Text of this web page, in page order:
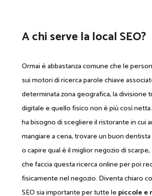
A chi serve la local SEO?
Ormai è abbastanza comune che le
sui motori di ricerca parole chiave
determinata zona geografica, la divisione
digitale e quello fisico non è più così
ha bisogno di scegliere il ristorante in cui
mangiare a cena, trovare un buon dentista
o capire qual è il miglior negozio di
che faccia questa ricerca online per poi
fisicamente nel negozio. Diventa chiaro
SEO sia importante per tutte le piccole e